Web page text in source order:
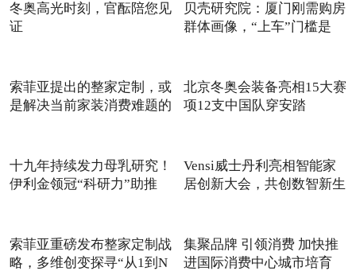
冬奥高光时刻，官酝陪您见
证
贝壳研究院：厦门刚需购房
群体画像，“上车”门槛是
索菲亚提出的整家定制，或
是解决当前家装消费难题的
北京冬奥会装备亮相15大赛
项12支中国队穿安踏
十九年持续发力母乳研究！
伊利金领冠“科研力”助推
Vensi威士丹利亮相智能家
居创新大会，共创数智新生
索菲亚重磅发布整家定制战
略，多维创变探寻“从1到N
集聚品牌 引领消费 加快推
进国际消费中心城市培育